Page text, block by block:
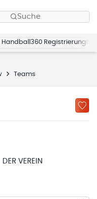
Suche
Handball360 Registrierung
Teams
DER VEREIN